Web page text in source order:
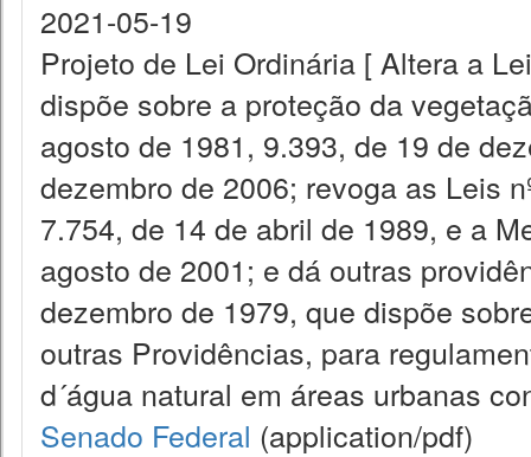
2021-05-19
Projeto de Lei Ordinária [ Altera a
dispõe sobre a proteção da
agosto de 1981, 9.393, de 19 de
dezembro de 2006; revoga as Leis
7.754, de 14 de abril de 1989, e a
agosto de 2001; e dá outras
dezembro de 1979, que dispõe
outras Providências, para
d´água natural em áreas urbanas
Senado Federal (application/pdf)